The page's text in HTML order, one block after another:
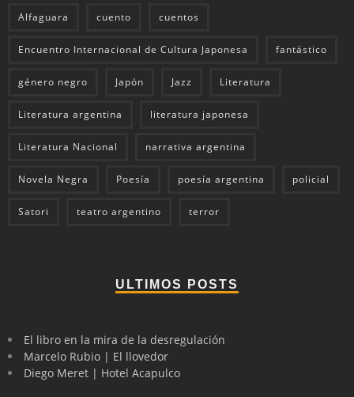
Alfaguara cuento cuentos
Encuentro Internacional de Cultura Japonesa fantástico
género negro Japón Jazz Literatura
Literatura argentina literatura japonesa
Literatura Nacional narrativa argentina
Novela Negra Poesía poesía argentina policial
Satori teatro argentino terror
ULTIMOS POSTS
El libro en la mira de la desregulación
Marcelo Rubio | El llovedor
Diego Meret | Hotel Acapulco